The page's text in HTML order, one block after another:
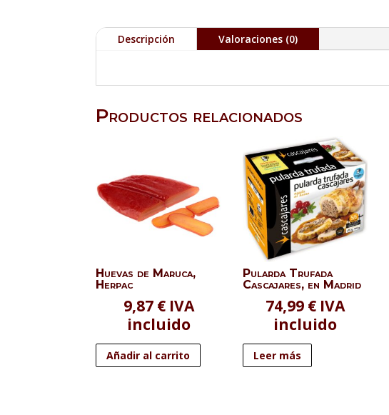
Descripción Valoraciones (0)
Productos relacionados
Huevas de Maruca,
Herpac
9,87 € IVA
incluido
Añadir al carrito
Pularda Trufada
Cascajares, en Madrid
74,99 € IVA
incluido
Leer más